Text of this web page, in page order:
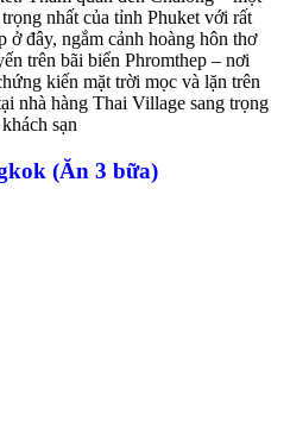
nhất của tỉnh Phuket với rất
ở đây, ngắm cảnh hoàng hôn thơ
trên bãi biển Phromthep – nơi
kiến mặt trời mọc và lặn trên
nhà hàng Thai Village sang trọng
sạn
(Ăn 3 bữa)